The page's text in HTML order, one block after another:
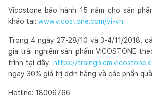
Vicostone bảo hành 15 năm cho sản
khảo tại: www.vicostone.com/vi-vn
Trong 4 ngày 27-28/10 và 3-4/11/2018,
gia trải nghiệm sản phẩm VICOSTONE
trình tại đây: https://
ngay 30% giá trị đơn hàng và các phần
Hotline: 18006766